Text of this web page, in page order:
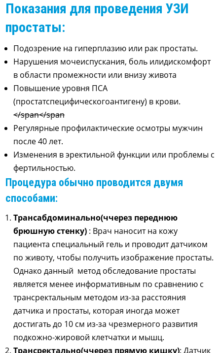
Показания для проведения УЗИ
простаты:
Подозрение на гиперплазию или рак простаты.
Нарушения мочеиспускания, боль илидискомфорт
в области промежности или внизу живота
Повышение уровня ПСА
(простатспецифическогоантигену) в крови.
</span</span
Регулярные профилактические осмотры мужчин
после 40 лет.
Изменения в эректильной функции или проблемы с
фертильностью.
Процедура обычно проводится двумя
способами:
Трансабдоминально(ччерез переднюю
брюшную стенку) : Врач наносит на кожу
пациента специальный гель и проводит датчиком
по животу, чтобы получить изображение простаты.
Однако данный метод обследование простаты
является менее информативным по сравнению с
трансректальным методом из-за расстояния
датчика и простаты, которая иногда может
достигать до 10 см из-за чрезмерного развития
подкожно-жировой клетчатки и мышц.
Трансректально(ччерез прямую кишку): Датчик